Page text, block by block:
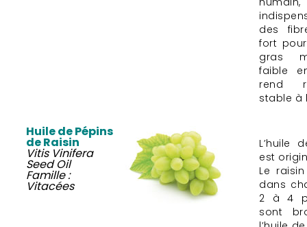
des
fort
gras
faible
rend
stable à
Huile de Pépins
de Raisin
Vitis Vinifera
Seed Oil
Famille :
Vitacées
L’huile
est
Le
dans
2 à 4
sont